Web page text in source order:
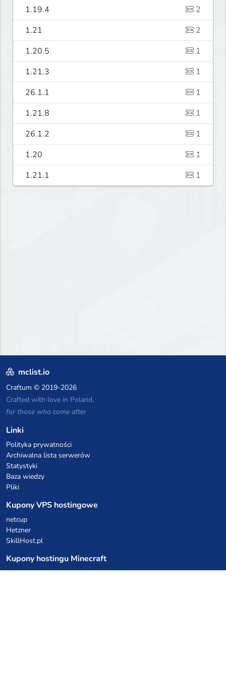
1.19.4
2
1.21
2
1.20.5
1
1.21.3
1
26.1.1
1
1.21.8
1
26.1.2
1
1.20
1
1.21.1
1
mclist.io
Craftum © 2019-2026
Crafted with love in Poland,
for those who come after
Linki
Polityka prywatności
Archiwalna lista serwerów
Statystyki
Baza wiedzy
Pliki
Kupony VPS hostingowe
netcup
Hetzner
SkillHost.pl
Kupony hostingu Minecraft
Craftserve